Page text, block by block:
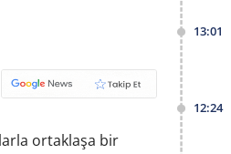
ortaklaşa bir
13:01
12:24